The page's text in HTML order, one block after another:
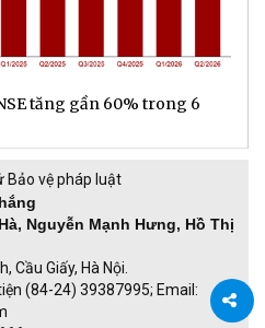
gần 60% trong 6
Đa dạng
Bảo vệ pháp luật
Nguyễn Mạnh Hưng, Hồ Thị
Cầu Giấy, Hà Nội.
(84-24) 39387995; Email: